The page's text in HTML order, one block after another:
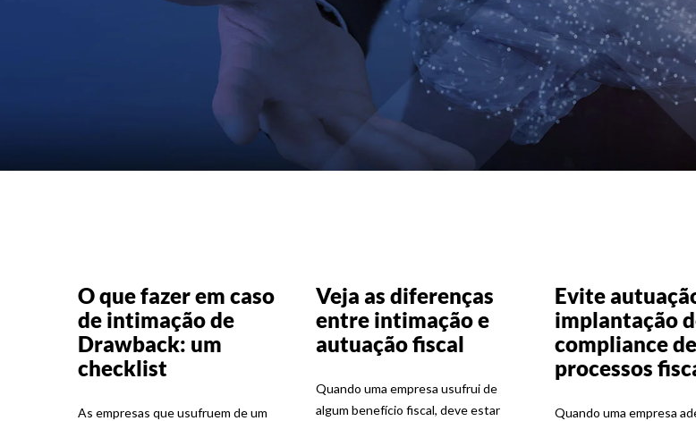
O que fazer em caso
de intimação de
Drawback: um
checklist
As empresas que usufruem de um
Veja as diferenças
entre intimação e
autuação fiscal
Quando uma empresa usufrui de
algum benefício fiscal, deve estar
Evite
implantação
compliance de
processos
Quando uma empresa